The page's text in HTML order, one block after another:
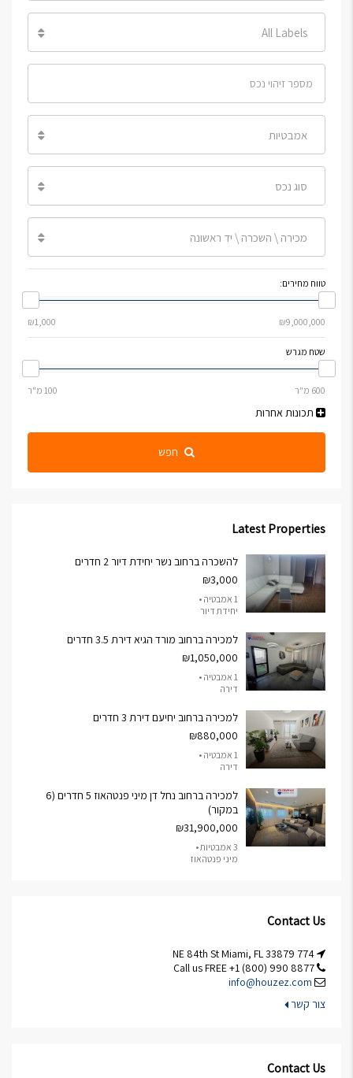
All Labels
אמבטיות
סוג נכס
מכירה \ השכרה \ יד ראשונה
טווח מחירים:
שטח מגרש
תכונות אחרות
חפש
Latest Properties
להשכרה ברחוב נשר יחידת דיור 2 חדרים
₪3,000
1 אמבטיה •
יחידת דיור
למכירה ברחוב מורד הגיא דירת 3.5 חדרים
₪1,050,000
1 אמבטיה •
דירה
למכירה ברחוב יחיעם דירת 3 חדרים
₪880,000
1 אמבטיה •
דירה
למכירה ברחוב נחל דן מיני פנטהאוז 5 חדרים (6
במקור)
₪31,900,000
3 אמבטיות •
מיני פנטהאוז
Contact Us
info@houzez.com
צור קשר
Contact Us